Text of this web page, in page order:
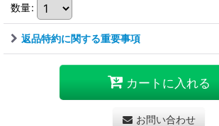
数量:
返品特約に関する重要事項
カートに入れる
お問い合わせ